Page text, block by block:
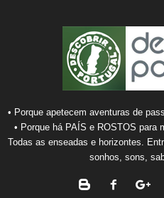
• Porque apetecem aventuras de
• Porque há PAÍS e ROSTOS para
Todas as enseadas e horizontes.
sonhos, sons,